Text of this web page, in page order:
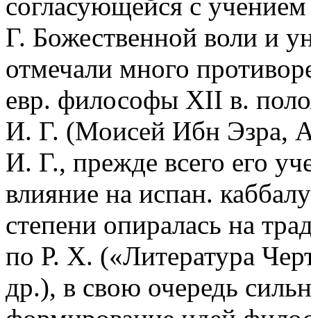
согласующейся с
Г. Божественной воли и
отмечали много
евр. философы XII в.
И. Г. (Моисей Ибн Эзра,
И. Г., прежде всего его
влияние на испан.
степени опиралась на
по Р. Х. («Литература
др.), в свою очередь